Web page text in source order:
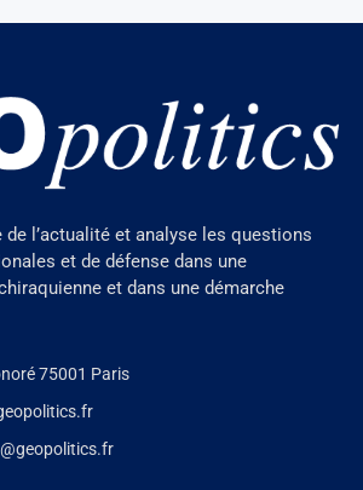
l’actualité et analyse les questions
et de défense dans une
et dans une démarche
75001 Paris